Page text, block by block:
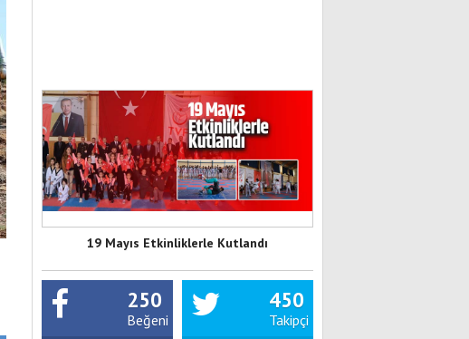
19 Mayıs Etkinliklerle Kutlandı
250
Beğeni
450
Takipçi